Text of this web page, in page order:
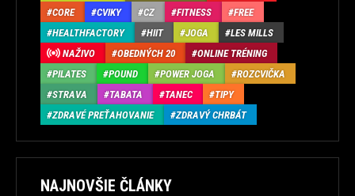
CORE
CVIKY CZ FITNESS
FREE
HEALTHFACTORY
HIIT JOGA
LES MILLS
NAŽIVO
OBEDNÝCH 20
ONLINE TRÉNING
PILATES
POUND POWER JOGA
ROZCVIČKA
STRAVA
TABATA TANEC
TIPY
ZDRAVÉ PREŤAHOVANIE
ZDRAVÝ CHRBÁT
NAJNOVŠIE ČLÁNKY